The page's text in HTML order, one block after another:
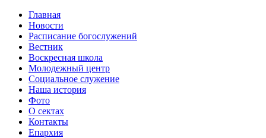
Главная
Новости
Расписание богослужений
Вестник
Воскресная школа
Молодежный центр
Социальное служение
Наша история
Фото
О сектах
Контакты
Епархия